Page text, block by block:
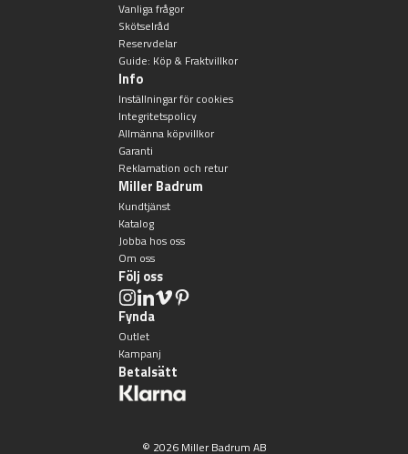
Vanliga frågor
Skötselråd
Reservdelar
Guide: Köp & Fraktvillkor
Info
Inställningar för cookies
Integritetspolicy
Allmänna köpvillkor
Garanti
Reklamation och retur
Miller Badrum
Kundtjänst
Katalog
Jobba hos oss
Om oss
Följ oss
Fynda
Outlet
Kampanj
Betalsätt
© 2026 Miller Badrum AB